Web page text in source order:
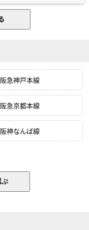
阪急神戸本線
阪急京都本線
阪神なんば線